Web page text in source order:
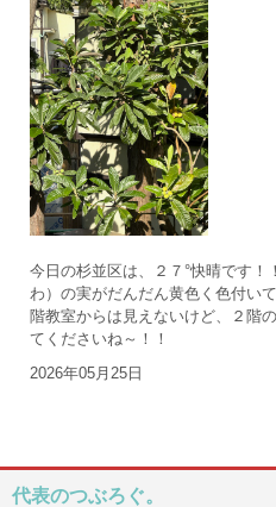
今日の杉並区は、２７°快晴です
わ）の実がだんだん黄色く色付い
階教室からは見えないけど、２階
てくださいね～！！
2026年05月25日
代表のつぶろぐ。